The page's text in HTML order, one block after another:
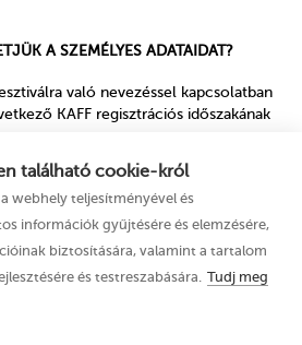
található cookie-król
webhely teljesítményével és
információk gyűjtésére és elemzésére,
biztosítására, valamint a tartalom
és testreszabására. Tudj meg
A SZEMÉLYES ADATAIDAT?
való nevezéssel kapcsolatban
KAFF regisztrációs időszakának
KAFF katalógusában közzétett
örökség részeként korlátlan
és egyéb munkatársainak neve
időtartamának megfelelően kerül